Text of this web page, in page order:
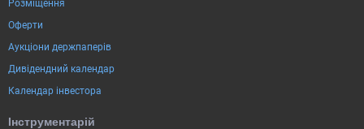
Розміщення
Оферти
Аукціони держпаперів
Дивідендний календар
Календар інвестора
Інструментарій